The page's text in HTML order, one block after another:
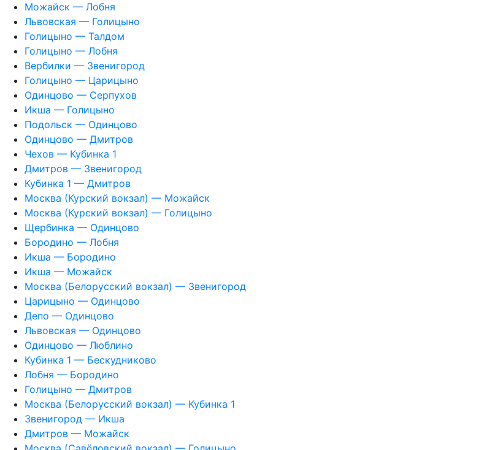
Можайск — Лобня
Львовская — Голицыно
Голицыно — Талдом
Голицыно — Лобня
Вербилки — Звенигород
Голицыно — Царицыно
Одинцово — Серпухов
Икша — Голицыно
Подольск — Одинцово
Одинцово — Дмитров
Чехов — Кубинка 1
Дмитров — Звенигород
Кубинка 1 — Дмитров
Москва (Курский вокзал) — Можайск
Москва (Курский вокзал) — Голицыно
Щербинка — Одинцово
Бородино — Лобня
Икша — Бородино
Икша — Можайск
Москва (Белорусский вокзал) — Звенигород
Царицыно — Одинцово
Депо — Одинцово
Львовская — Одинцово
Одинцово — Люблино
Кубинка 1 — Бескудниково
Лобня — Бородино
Голицыно — Дмитров
Москва (Белорусский вокзал) — Кубинка 1
Звенигород — Икша
Дмитров — Можайск